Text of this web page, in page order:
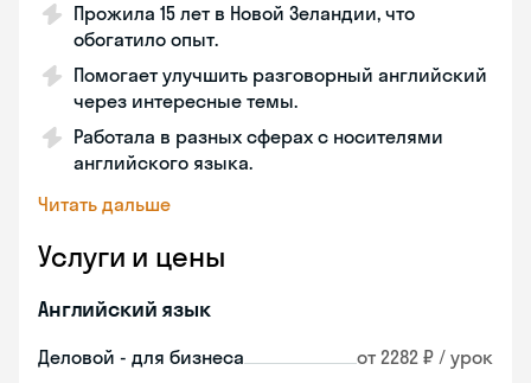
Прожила 15 лет в Новой Зеландии, что
обогатило опыт.
Помогает улучшить разговорный английский
через интересные темы.
Работала в разных сферах с носителями
английского языка.
Читать дальше
Услуги и цены
Английский язык
Деловой - для бизнеса от 2282 ₽ / урок